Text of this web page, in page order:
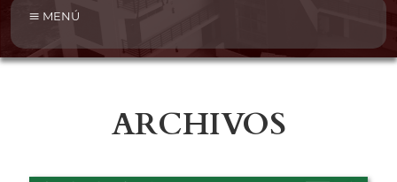
MENÚ
ARCHIVOS